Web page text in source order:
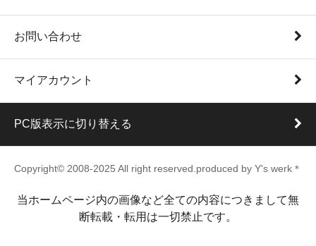
お問い合わせ
マイアカウント
PC版表示に切り替える
Copyright© 2008-2025 All right reserved.produced by Y's werk＊
当ホームページ内の画像など全ての内容につきまして無
断転載・転用は一切禁止です。